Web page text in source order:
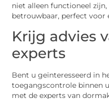
niet alleen functioneel
betrouwbaar, perfect voor
Krijg advies
experts
Bent u geïnteresseerd in
toegangscontrole binnen
met de experts van